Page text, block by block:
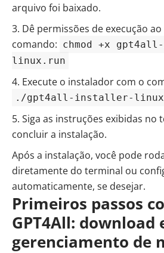
arquivo foi baixado.
Dê permissões de execução
comando: chmod +x
linux.run
Execute o instalador com o
./gpt4all-installer-
Siga as instruções exibidas no
concluir a instalação.
Após a instalação, você pode
diretamente do terminal ou
automaticamente, se desejar.
Primeiros passos
GPT4All: download
gerenciamento de